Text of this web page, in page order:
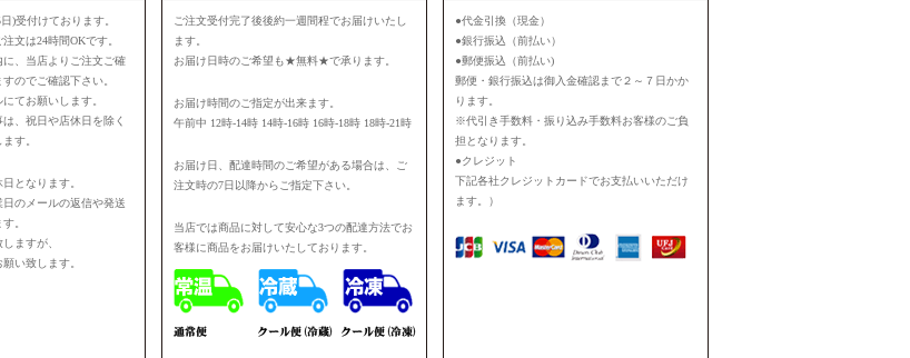
)受付けております。
文は24時間OKです。
に、当店よりご注文ご確
のでご確認下さい。
てお願いします。
、祝日や店休日を除く
す。
となります。
のメールの返信や発送
。
ますが、
い致します。
ご注文受付完了後後約一週間程でお届けいたし
ます。
お届け日時のご希望も★無料★で承ります。
お届け時間のご指定が出来ます。
午前中 12時-14時 14時-16時 16時-18時 18時-21時
お届け日、配達時間のご希望がある場合は、ご
注文時の7日以降からご指定下さい。
当店では商品に対して安心な3つの配達方法でお
客様に商品をお届けいたしております。
●代金引換（現金）
●銀行振込（前払い）
●郵便振込（前払い)
郵便・銀行振込は御入金確認まで２～７日かか
ります。
※代引き手数料・振り込み手数料お客様のご負
担となります。
●クレジット
下記各社クレジットカードでお支払いいただけ
ます。）